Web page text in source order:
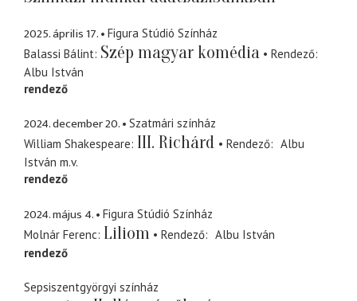
2025. április 17.
Figura Stúdió Színház
Balassi Bálint Szép magyar komédia
Rendező
Albu István
rendező
2024. december 20.
Szatmári színház
William Shakespeare III. Richárd Rendező
Albu
István m.v.
rendező
2024. május 4.
Figura Stúdió Színház
Molnár Ferenc Liliom Rendező
Albu István
rendező
Sepsiszentgyörgyi színház